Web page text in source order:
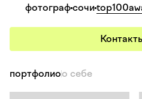
фотографсочи
портфолиоо себе